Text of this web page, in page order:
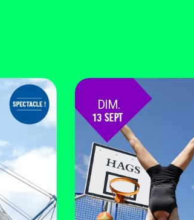
DIM.
13 SEPT